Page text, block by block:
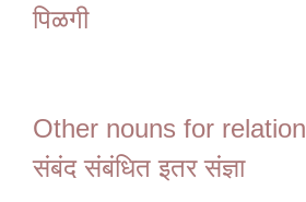
पिळगी
Other nouns for relation
संबंद संबंधित इतर संज्ञा